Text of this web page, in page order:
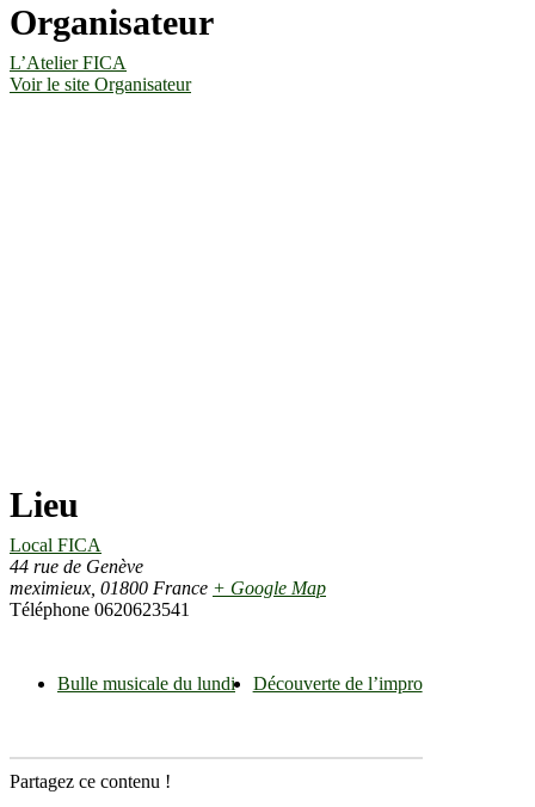
Organisateur
L’Atelier FICA
Voir le site Organisateur
Lieu
Local FICA
44 rue de Genève
meximieux 01800 France + Google Map
Téléphone 0620623541
Bulle musicale du lundi Découverte de l’impro
Partagez ce contenu !